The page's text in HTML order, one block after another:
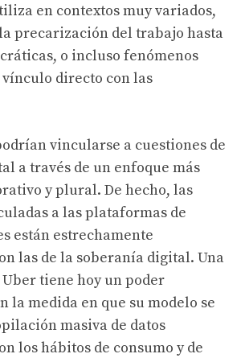
en contextos muy variados,
precarización del trabajo hasta
o incluso fenómenos
directo con las
vincularse a cuestiones de
a través de un enfoque más
y plural. De hecho, las
a las plataformas de
están estrechamente
las de la soberanía digital. Una
tiene hoy un poder
la medida en que su modelo se
masiva de datos
los hábitos de consumo y de